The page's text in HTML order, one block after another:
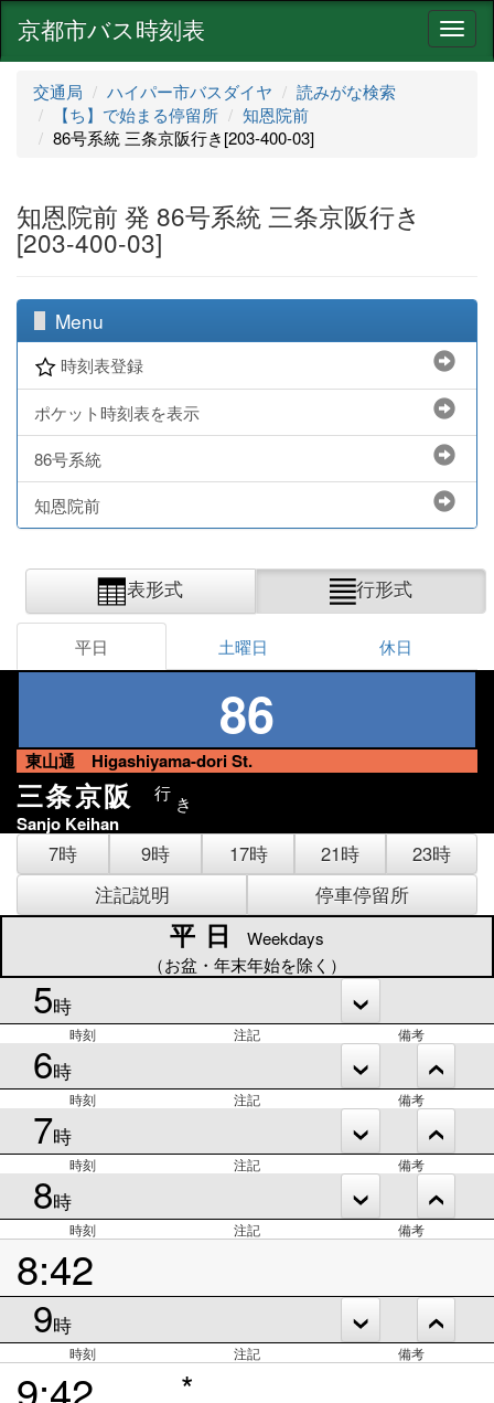
ナ
ビ
京都市バス時刻表
交通局 ハイパー市バスダイヤ
読みがな検索
【ち】で始まる停留所
知恩院前
86号系統 三条京阪行き[203-400-03]
知恩院前 発 86号系統 三条京阪行き
[203-400-03]
Menu
時刻表登録
ポケット時刻表を表示
86号系統
知恩院前
表形式 行形式
平日 土曜日 休日
86
東山通 Higashiyama-dori St.
三条京阪 行 き
Sanjo Keihan
7時 9時 17時 21時
23時
注記説明
停車停留所
平日
Weekdays
（お盆・年末年始を除く）
5時
時刻 注記 備考
6時
時刻 注記 備考
7時
時刻 注記 備考
8時
時刻 注記 備考
8:42
9時
時刻 注記 備考
9:42 *